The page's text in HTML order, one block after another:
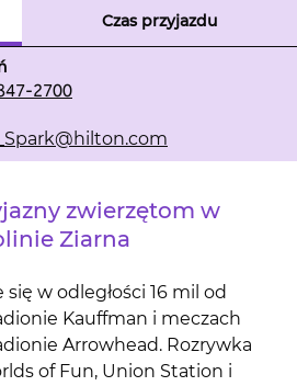
Czas przyjazdu
2700
@hilton.com
zwierzętom w
Ziarna
w odległości 16 mil od
Kauffman i meczach
Arrowhead. Rozrywka
of Fun, Union Station i